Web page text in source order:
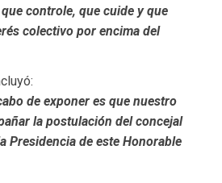
controle, que cuide y que
colectivo por encima del
de exponer es que nuestro
la postulación del concejal
Presidencia de este Honorable